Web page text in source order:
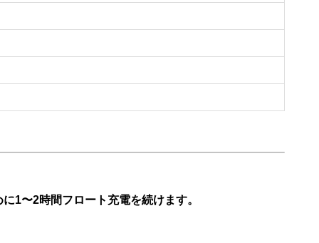
1〜2時間フロート充電を続けます。